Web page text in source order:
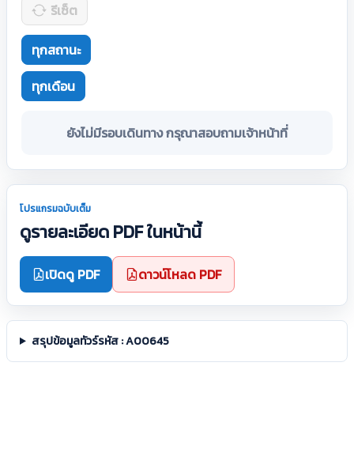
รีเซ็ต
ทุกสถานะ
ทุกเดือน
ยังไม่มีรอบเดินทาง กรุณาสอบถามเจ้าหน้าที่
โปรแกรมฉบับเต็ม
ดูรายละเอียด PDF ในหน้านี้
เปิดดู PDF ดาวน์โหลด PDF
สรุปข้อมูลทัวร์รหัส : A00645